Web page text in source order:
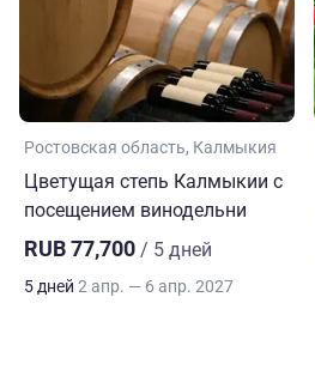
Ростовская область Калмыкия
Цветущая степь Калмыкии с
посещением винодельни
RUB 77,700 / 5 дней
5 дней 2 апр. — 6 апр. 2027